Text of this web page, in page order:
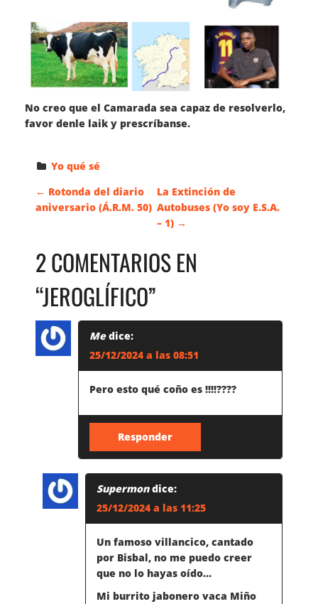
No creo que el Camarada sea capaz de resolverlo,
favor denle laik y prescríbanse.
Yo qué sé
N
V
E
G
Ó
N
← Rotonda del diario
aniversario (Á.R.M. 50)
La Extinción de
Autobuses (Yo soy E.S.A.
– 1) →
2 COMENTARIOS EN
“JEROGLÍFICO”
Me dice:
25/12/2024 a las 08:51
Pero esto qué coño es !!!!????
Responder
Supermon dice:
25/12/2024 a las 11:25
Un famoso villancico, cantado
por Bisbal, no me puedo creer
que no lo hayas oído…
Mi burrito jabonero vaca Miño